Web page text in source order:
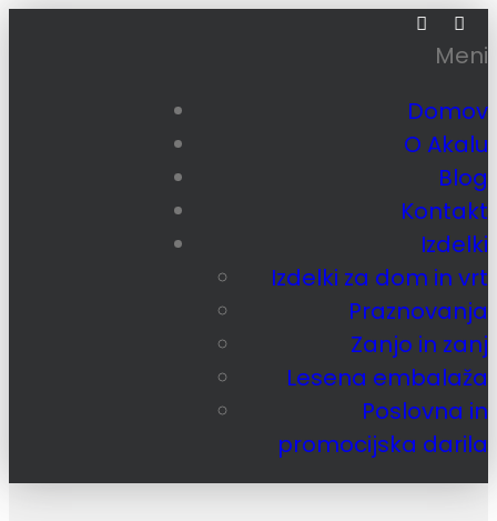
Meni
Domov
O Akalu
Blog
Kontakt
Izdelki
Izdelki za dom in vrt
Praznovanja
Zanjo in zanj
Lesena embalaža
Poslovna in
promocijska darila